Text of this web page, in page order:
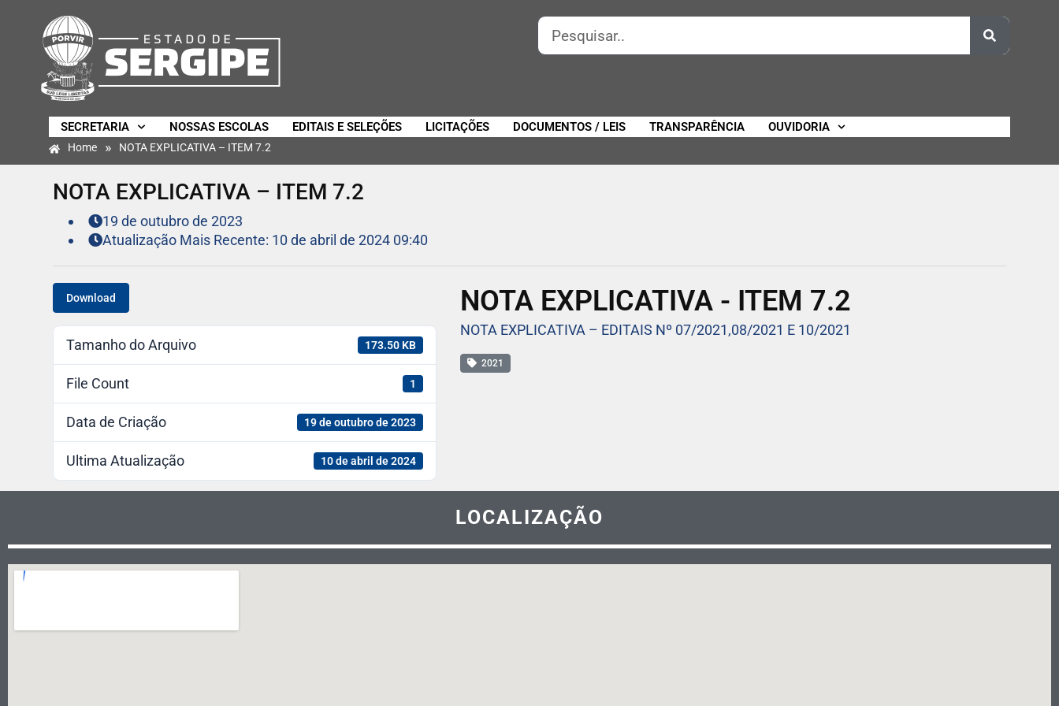
SECRETARIA NOSSAS ESCOLAS EDITAIS E SELEÇÕES LICITAÇÕES DOCUMENTOS / LEIS TRANSPARÊNCIA OUVIDORIA
Home » NOTA EXPLICATIVA – ITEM 7.2
NOTA EXPLICATIVA – ITEM 7.2
19 de outubro de 2023
Atualização Mais Recente: 10 de abril de 2024 09:40
Download
Tamanho do Arquivo 173.50 KB
File Count 1
Data de Criação 19 de outubro de 2023
Ultima Atualização 10 de abril de 2024
NOTA EXPLICATIVA - ITEM 7.2
NOTA EXPLICATIVA – EDITAIS Nº 07/2021,08/2021 E 10/2021
2021
LOCALIZAÇÃO